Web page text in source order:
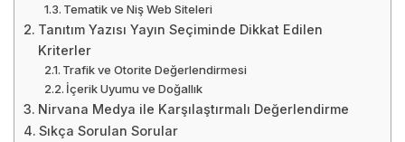
Tematik ve Niş Web Siteleri
Tanıtım Yazısı Yayın Seçiminde Dikkat Edilen
Kriterler
Trafik ve Otorite Değerlendirmesi
İçerik Uyumu ve Doğallık
Nirvana Medya ile Karşılaştırmalı Değerlendirme
Sıkça Sorulan Sorular